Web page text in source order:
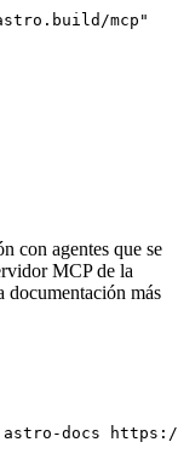
mcp "
con agentes que se
MCP de la
documentación más
astro-docs